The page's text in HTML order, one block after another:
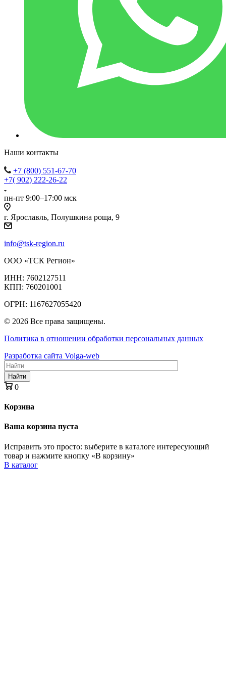
Наши контакты
+7 (800) 551-67-70
+7( 902) 222-26-22
пн-пт 9:00–17:00 мск
г. Ярославль, Полушкина роща, 9
info@tsk-region.ru
ООО «ТСК Регион»
ИНН: 7602127511
КПП: 760201001
ОГРН: 1167627055420
© 2026 Все права защищены.
Политика в отношении обработки персональных данных
Разработка сайта Volga-web
Найти
0
Корзина
Ваша корзина пуста
Исправить это просто: выберите в каталоге интересующий
товар и нажмите кнопку «В корзину»
В каталог